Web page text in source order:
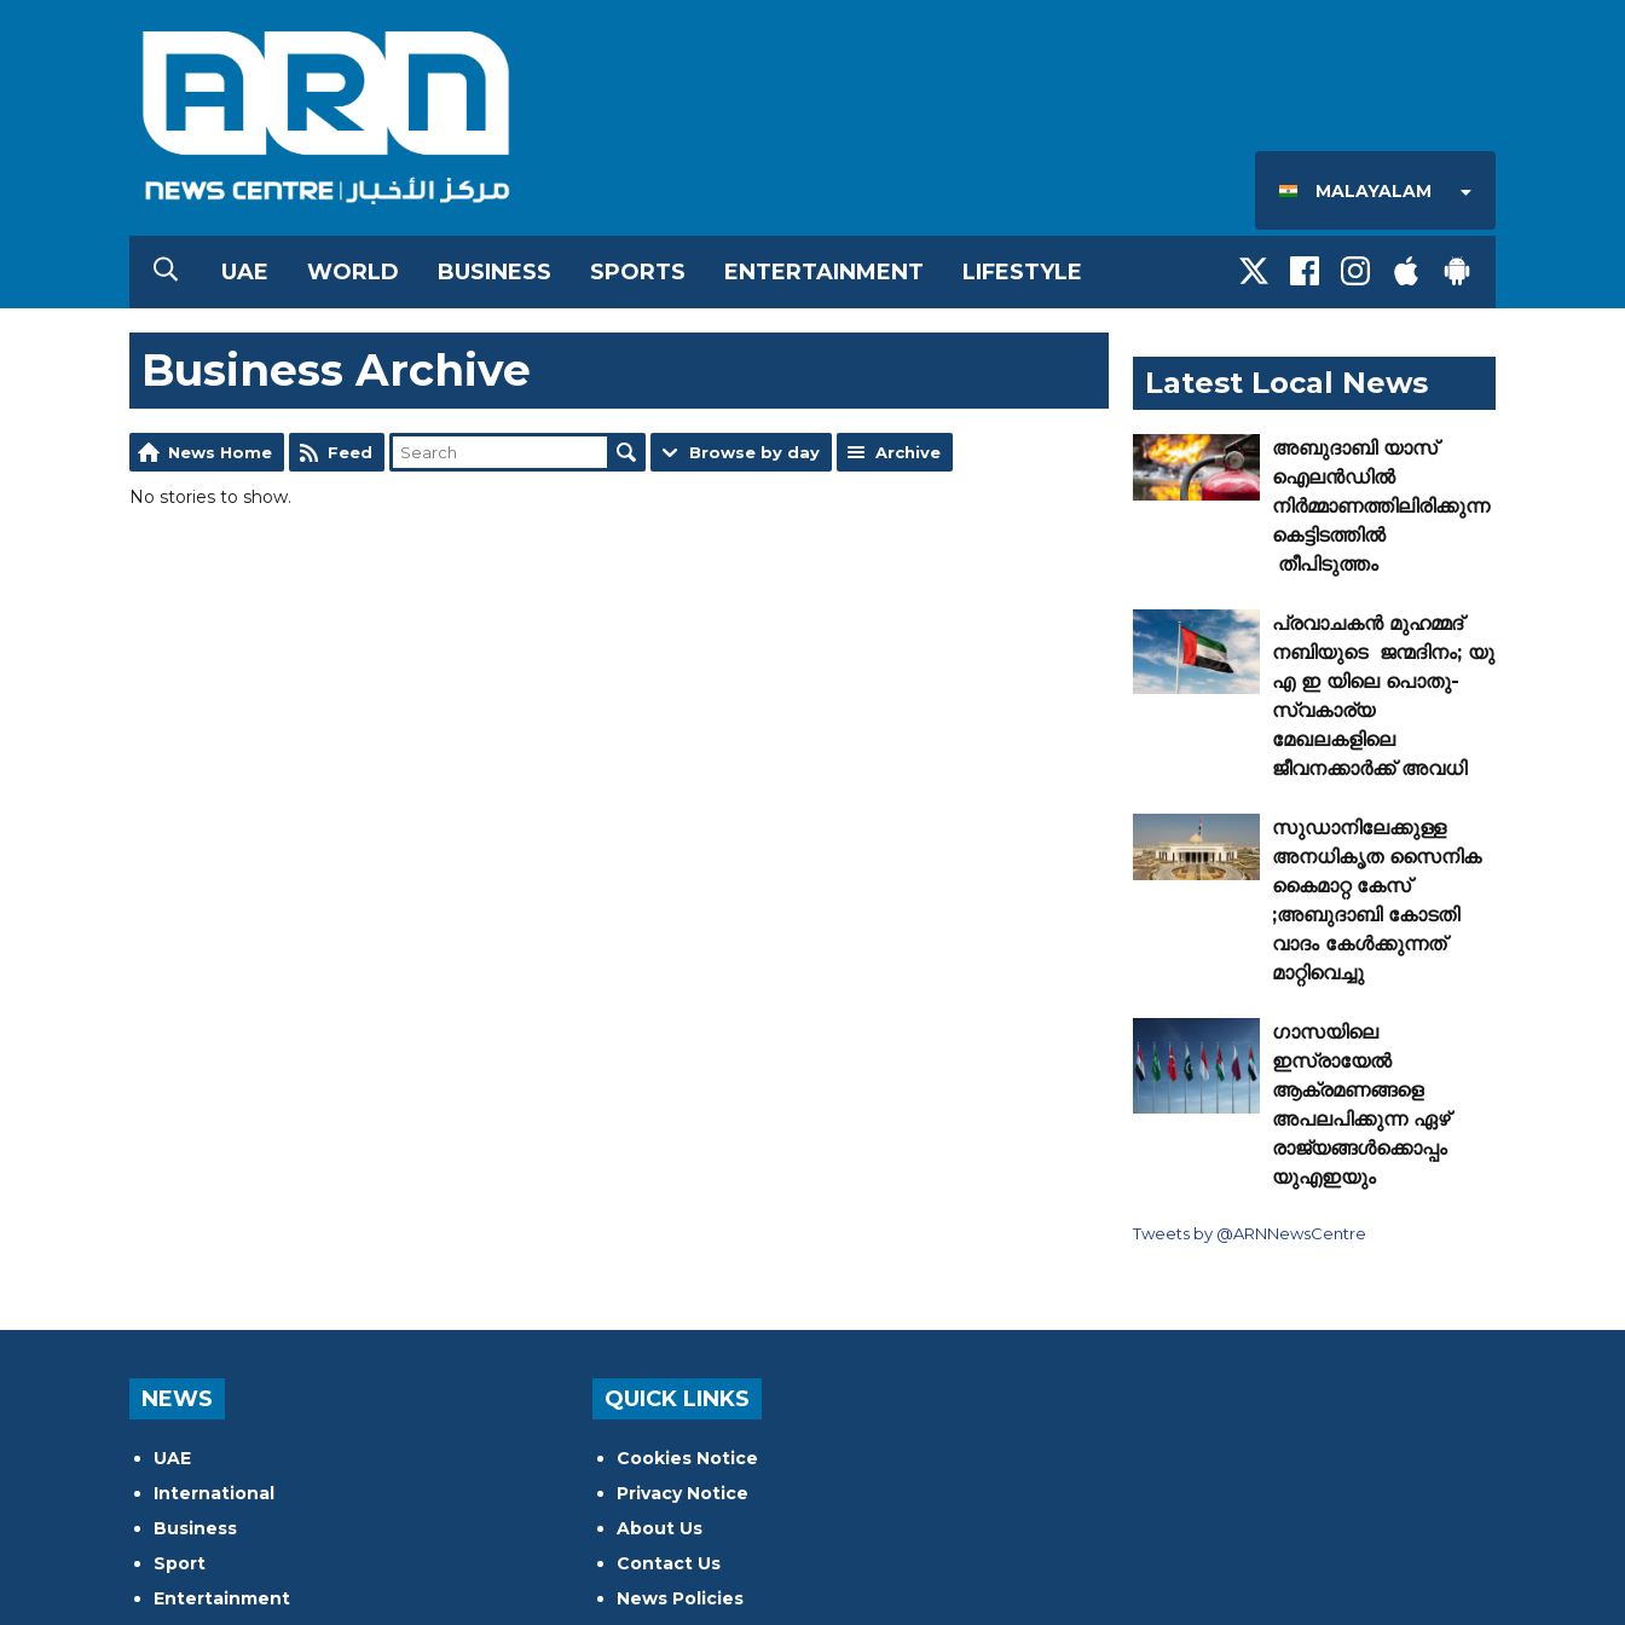
MALAYALAM
UAE WORLD BUSINESS SPORTS ENTERTAINMENT LIFESTYLE
Business Archive
News Home Feed Browse by day Archive
No stories to show.
Latest Local News
അബുദാബി യാസ്
ഐലൻഡിൽ
നിർമ്മാണത്തിലിരിക്കുന്ന
കെട്ടിടത്തിൽ
തീപിടുത്തം
പ്രവാചകൻ മുഹമ്മദ്
നബിയുടെ ജന്മദിനം; യു
എ ഇ യിലെ പൊതു-
സ്വകാര്യ
മേഖലകളിലെ
ജീവനക്കാർക്ക് അവധി
സുഡാനിലേക്കുള്ള
അനധികൃത സൈനിക
കൈമാറ്റ കേസ്
;അബുദാബി കോടതി
വാദം കേൾക്കുന്നത്
മാറ്റിവെച്ചു
ഗാസയിലെ
ഇസ്രായേൽ
ആക്രമണങ്ങളെ
അപലപിക്കുന്ന ഏഴ്
രാജ്യങ്ങൾക്കൊപ്പം
യുഎഇയും
Tweets by @ARNNewsCentre
NEWS
UAE
International
Business
Sport
Entertainment
QUICK LINKS
Cookies Notice
Privacy Notice
About Us
Contact Us
News Policies